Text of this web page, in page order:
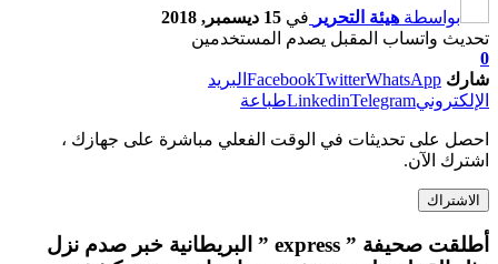
بواسطة هيئة التحرير في 15 ديسمبر, 2018
تحديث واتساب المقبل يصدم المستخدمين
0
شارك
FacebookTwitterWhatsApp
البريد
الإلكتروني
LinkedinTelegram طباعة
احصل على تحديثات في الوقت الفعلي مباشرة على جهازك ،
اشترك الآن.
الاشتراك
أطلقت صحيفة ” express ” البريطانية خبر صدم نزل